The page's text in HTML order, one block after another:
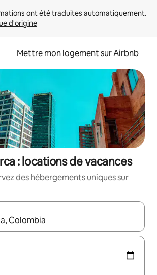
d'origine
Mettre mon logement sur Airbnb
: locations de vacances
des hébergements uniques sur
s'affichent, utilisez les flèches vers le